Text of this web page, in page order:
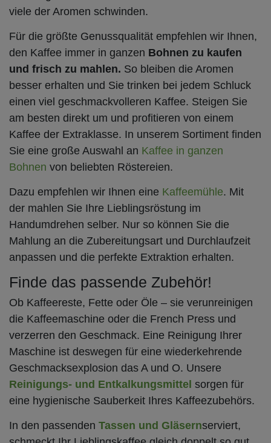
viele der Aromen schwinden.
Für die größte Genussqualität empfehlen wir Ihnen,
den Kaffee immer in ganzen Bohnen zu kaufen
und frisch zu mahlen. So bleiben die Aromen
besser erhalten und Sie trinken bei jedem Schluck
einen viel geschmackvolleren Kaffee. Steigen Sie
am besten direkt um und profitieren von einem
Kaffee der Extraklasse. In unserem Sortiment finden
Sie eine große Auswahl an Kaffee in ganzen
Bohnen von beliebten Röstereien.
Dazu empfehlen wir Ihnen eine Kaffeemühle. Mit
der mahlen Sie Ihre Lieblingsröstung im
Handumdrehen selber. Nur so können Sie die
Mahlung an die Zubereitungsart und Durchlaufzeit
anpassen und die perfekte Extraktion erhalten.
Finde das passende Zubehör!
Ob Kaffeereste, Fette oder Öle – sie verunreinigen
die Kaffeemaschine oder die French Press und
verzerren den Geschmack. Eine Reinigung Ihrer
Maschine ist deswegen für eine wiederkehrende
Geschmacksexplosion das A und O. Unsere
Reinigungs- und Entkalkungsmittel sorgen für
eine hygienische Sauberkeit Ihres Kaffeezubehörs.
In den passenden Tassen und Gläsernserviert,